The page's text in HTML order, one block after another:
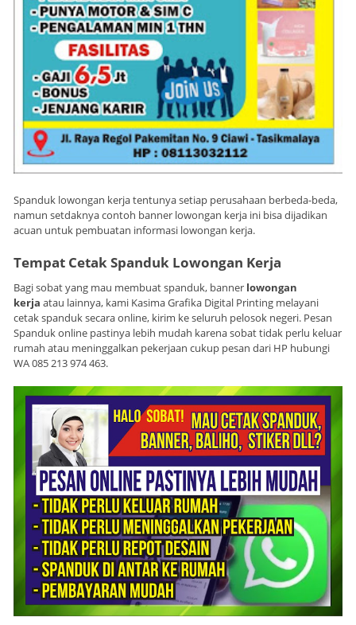
Spanduk lowongan kerja tentunya setiap perusahaan berbeda-beda,
namun setdaknya contoh banner lowongan kerja ini bisa dijadikan
acuan untuk pembuatan informasi lowongan kerja.
Tempat Cetak Spanduk Lowongan Kerja
Bagi sobat yang mau membuat spanduk, banner lowongan
kerja atau lainnya, kami Kasima Grafika Digital Printing melayani
cetak spanduk secara online, kirim ke seluruh pelosok negeri. Pesan
Spanduk online pastinya lebih mudah karena sobat tidak perlu keluar
rumah atau meninggalkan pekerjaan cukup pesan dari HP hubungi
WA 085 213 974 463.